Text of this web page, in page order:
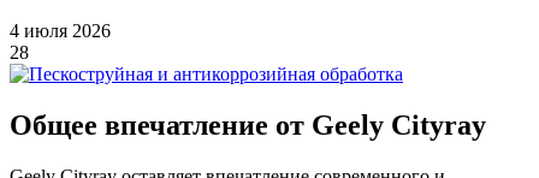
4 июля 2026
28
Общее впечатление от Geely Cityray